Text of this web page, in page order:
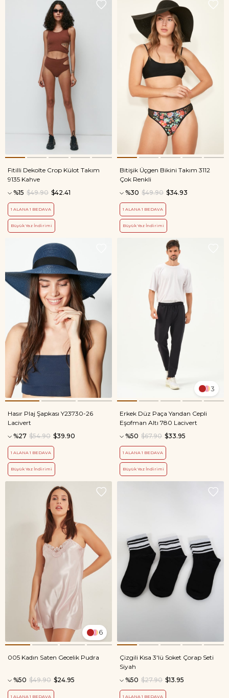
Fitilli Dekolte Crop Külot Takım
9135 Kahve
%15
$42.41
$49.90
1 ALANA 1 BEDAVA
Büyük Yaz İndirimi
Bitişik Üçgen Bikini Takım 3112
Çok Renkli
%30
$34.93
$49.90
1 ALANA 1 BEDAVA
Büyük Yaz İndirimi
Hasır Plaj Şapkası Y23730-26
Lacivert
%27
$39.90
$54.90
1 ALANA 1 BEDAVA
Büyük Yaz İndirimi
3
Erkek Düz Paça Yandan Cepli
Eşofman Altı 780 Lacivert
%50
$33.95
$67.90
1 ALANA 1 BEDAVA
Büyük Yaz İndirimi
6
005 Kadın Saten Gecelik Pudra
%50 $24.95
$49.90
1 ALANA 1 BEDAVA
Çizgili Kısa 3'lü Soket Çorap Seti
Siyah
%50
$13.95
$27.90
1 ALANA 1 BEDAVA